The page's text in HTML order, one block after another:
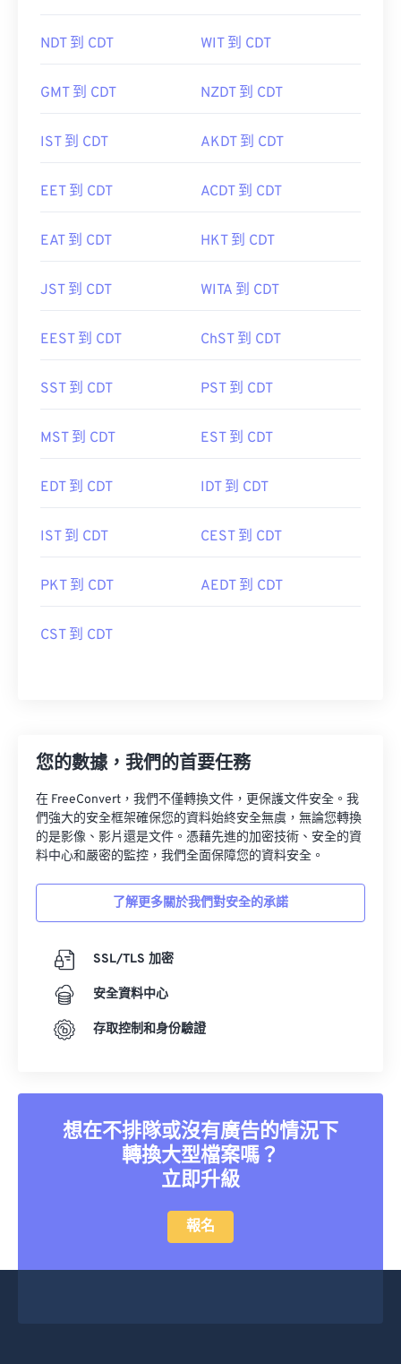
NDT 到 CDT WIT 到 CDT
GMT 到 CDT NZDT 到 CDT
IST 到 CDT AKDT 到 CDT
EET 到 CDT ACDT 到 CDT
EAT 到 CDT HKT 到 CDT
JST 到 CDT WITA 到 CDT
EEST 到 CDT ChST 到 CDT
SST 到 CDT PST 到 CDT
MST 到 CDT EST 到 CDT
EDT 到 CDT IDT 到 CDT
IST 到 CDT CEST 到 CDT
PKT 到 CDT AEDT 到 CDT
CST 到 CDT
您的數據，我們的首要任務
在 FreeConvert，我們不僅轉換文件，更保護文件安全。我
們強大的安全框架確保您的資料始終安全無虞，無論您轉換
的是影像、影片還是文件。憑藉先進的加密技術、安全的資
料中心和嚴密的監控，我們全面保障您的資料安全。
了解更多關於我們對安全的承諾
SSL/TLS 加密
安全資料中心
存取控制和身份驗證
想在不排隊或沒有廣告的情況下
轉換大型檔案嗎？
立即升級
報名